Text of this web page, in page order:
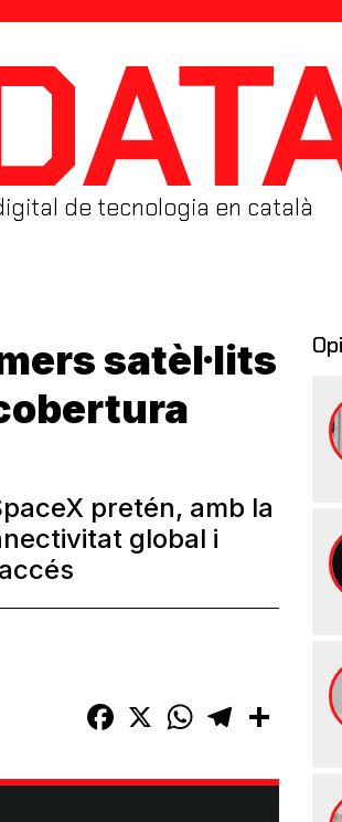
de tecnologia en català
satèl·lits
pretén, amb la
global i
Facebook
X WhatsAppTelegram